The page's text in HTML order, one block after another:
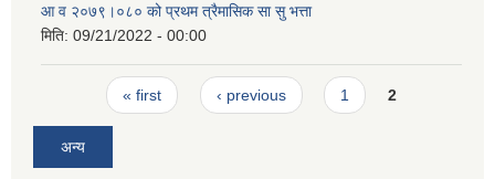
आ व २०७९।०८० को प्रथम त्रैमासिक सा सु भत्ता
मिति: 09/21/2022 - 00:00
Pages« first ‹ previous 1 2
अन्य